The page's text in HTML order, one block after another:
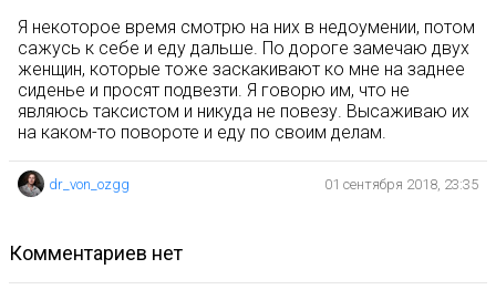
Я некоторое время смотрю на них в недоумении, потом
сажусь к себе и еду дальше. По дороге замечаю двух
женщин, которые тоже заскакивают ко мне на заднее
сиденье и просят подвезти. Я говорю им, что не
являюсь таксистом и никуда не повезу. Высаживаю их
на каком-то повороте и еду по своим делам.
dr_von_ozgg 01 сентября 2018, 23:35
комментариев нет